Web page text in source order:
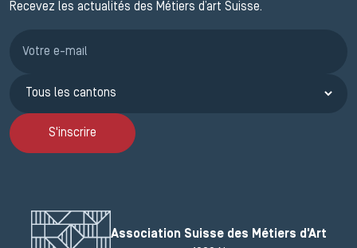
Recevez les actualités des Métiers d’art Suisse.
S'inscrire
Association Suisse des Métiers d'Art